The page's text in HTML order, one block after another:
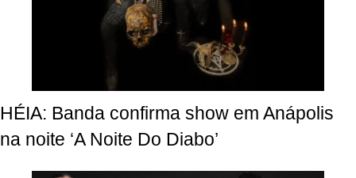
HÉIA: Banda confirma show em Anápolis
na noite ‘A Noite Do Diabo’